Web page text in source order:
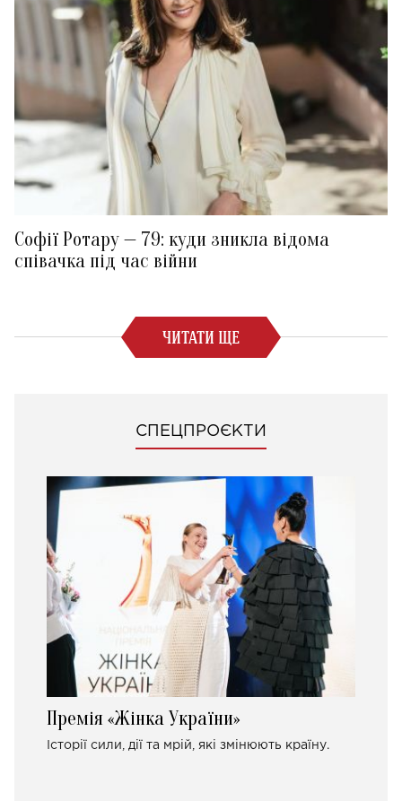
Софії Ротару — 79: куди зникла відома
співачка під час війни
ЧИТАТИ ЩЕ
СПЕЦПРОЄКТИ
Премія «Жінка України»
Історії сили, дії та мрій, які змінюють країну.